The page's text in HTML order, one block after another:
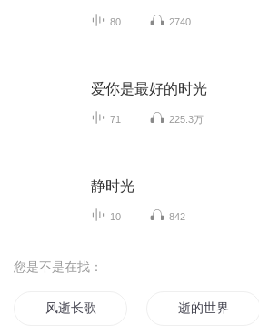
80 2740
爱你是最好的时光
71 225.3万
静时光
10 842
您是不是在找：
风逝长歌 逝的世界